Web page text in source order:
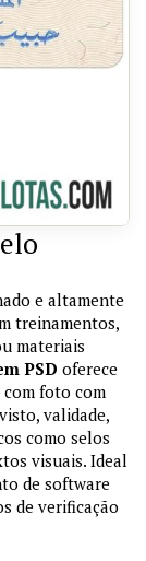
e altamente
treinamentos,
materiais
PSD oferece
foto com
validade,
como selos
visuais. Ideal
de software
de verificação